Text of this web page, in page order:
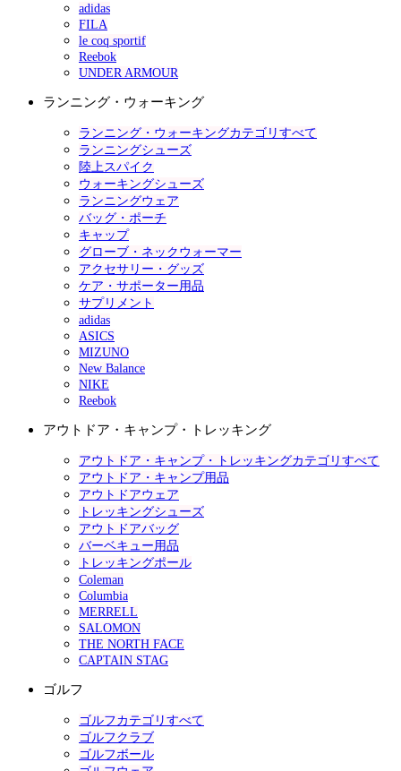
adidas
FILA
le coq sportif
Reebok
UNDER ARMOUR
ランニング・ウォーキング
ランニング・ウォーキングカテゴリすべて
ランニングシューズ
陸上スパイク
ウォーキングシューズ
ランニングウェア
バッグ・ポーチ
キャップ
グローブ・ネックウォーマー
アクセサリー・グッズ
ケア・サポーター用品
サプリメント
adidas
ASICS
MIZUNO
New Balance
NIKE
Reebok
アウトドア・キャンプ・トレッキング
アウトドア・キャンプ・トレッキングカテゴリすべて
アウトドア・キャンプ用品
アウトドアウェア
トレッキングシューズ
アウトドアバッグ
バーベキュー用品
トレッキングポール
Coleman
Columbia
MERRELL
SALOMON
THE NORTH FACE
CAPTAIN STAG
ゴルフ
ゴルフカテゴリすべて
ゴルフクラブ
ゴルフボール